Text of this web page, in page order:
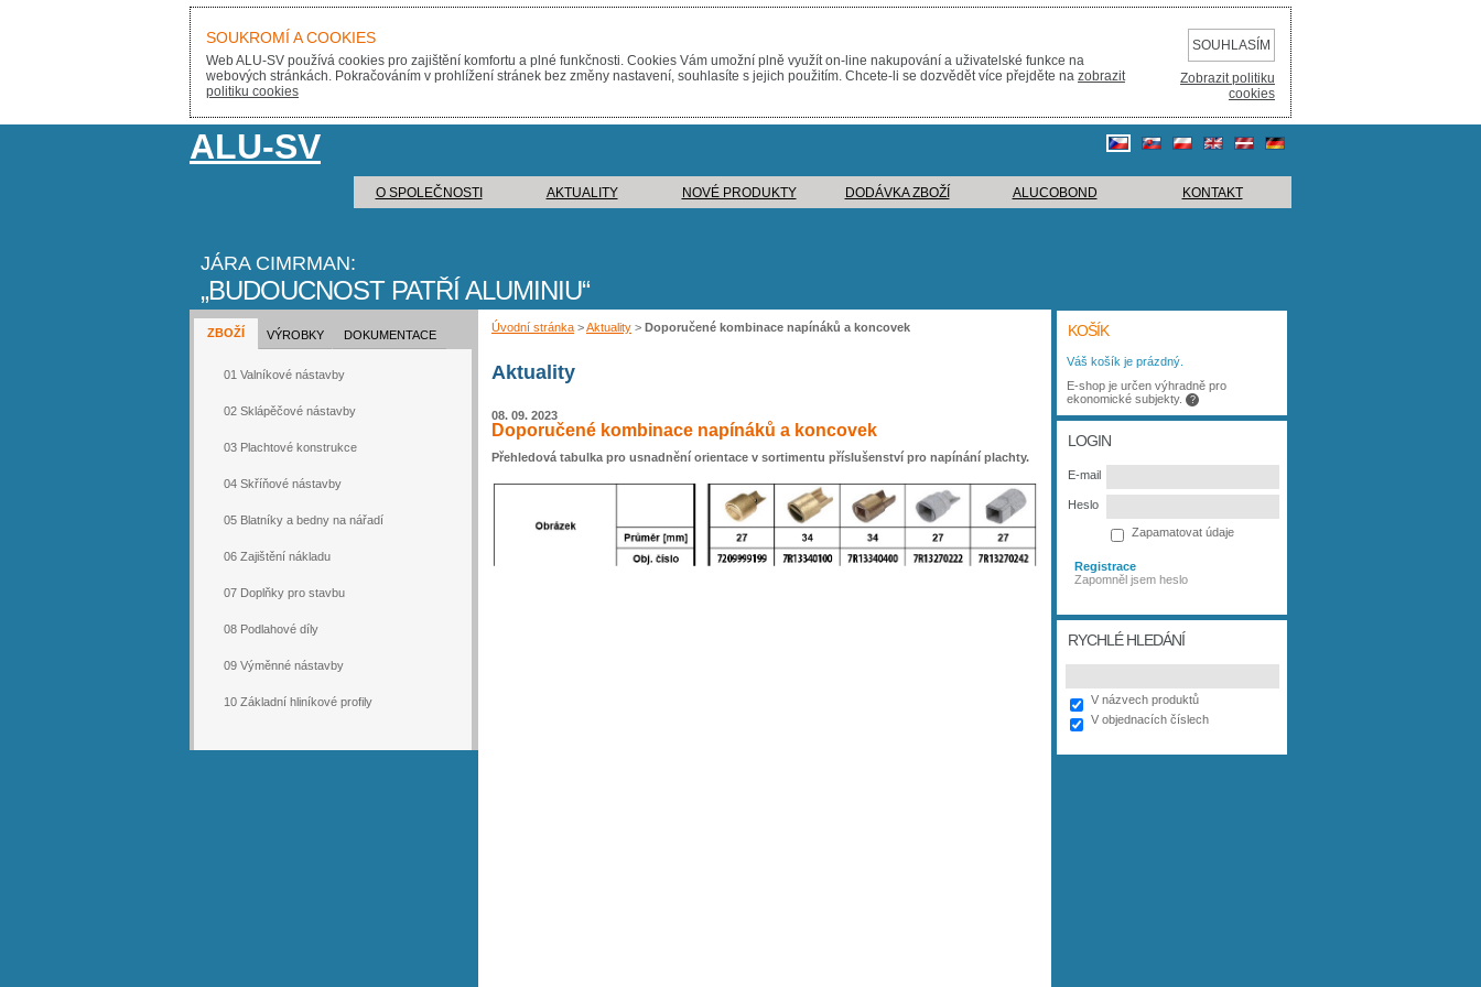
ALU-SV
O SPOLEČNOSTI AKTUALITY NOVÉ PRODUKTY DODÁVKA ZBOŽÍ ALUCOBOND KONTAKT
JÁRA CIMRMAN:
BUDOUCNOST PATŘÍ ALUMINIU
ZBOŽÍ
01 Valníkové nástavby
02 Sklápěčové nástavby
03 Plachtové konstrukce
04 Skříňové nástavby
05 Blatníky a bedny na nářadí
06 Zajištění nákladu
07 Doplňky pro stavbu
08 Podlahové díly
09 Výměnné nástavby
10 Základní hliníkové profily
VÝROBKY DOKUMENTACE
Úvodní stránka >Aktuality > Doporučené kombinace napínáků a koncovek
Aktuality
08. 09. 2023
Doporučené kombinace napínáků a koncovek
Přehledová tabulka pro usnadnění orientace v sortimentu příslušenství pro napínání plachty.
KOŠÍK
Váš košík je prázdný.
E-shop je určen výhradně pro
ekonomické subjekty.
?
LOGIN
E-mail
Heslo
Zapamatovat údaje
Registrace
Zapomněl jsem heslo
RYCHLÉ HLEDÁNÍ
V názvech produktů
V objednacích číslech
SOUKROMÍ A COOKIES
Web ALU-SV používá cookies pro zajištění komfortu a plné funkčnosti. Cookies Vám umožní plně využít on-line nakupování a uživatelské funkce na
webových stránkách. Pokračováním v prohlížení stránek bez změny nastavení, souhlasíte s jejich použitím. Chcete-li se dozvědět více přejděte na zobrazit
politiku cookies
SOUHLASÍM
Zobrazit politiku
cookies